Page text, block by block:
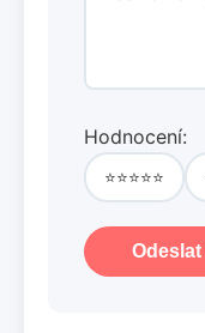
Hodnocení:
⭐⭐⭐⭐⭐